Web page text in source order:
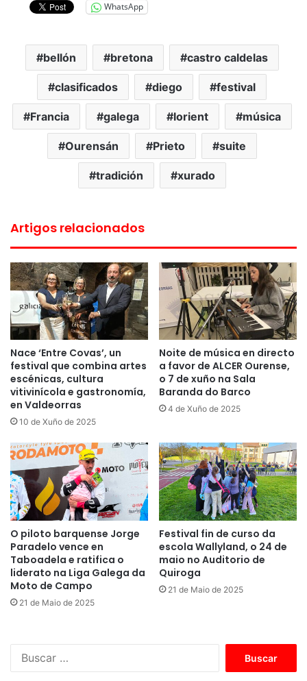
WhatsApp
bellón bretona castro caldelas
clasificados diego festival
Francia galega lorient música
Ourensán Prieto suite
tradición xurado
Artigos relacionados
Nace ‘Entre Covas’, un
festival que combina artes
escénicas, cultura
vitivinícola e gastronomía,
en Valdeorras
10 de Xuño de 2025
Noite de música en directo
a favor de ALCER Ourense,
o 7 de xuño na Sala
Baranda do Barco
4 de Xuño de 2025
O piloto barquense Jorge
Paradelo vence en
Taboadela e ratifica o
liderato na Liga Galega da
Moto de Campo
21 de Maio de 2025
Festival fin de curso da
escola Wallyland, o 24 de
maio no Auditorio de
Quiroga
21 de Maio de 2025